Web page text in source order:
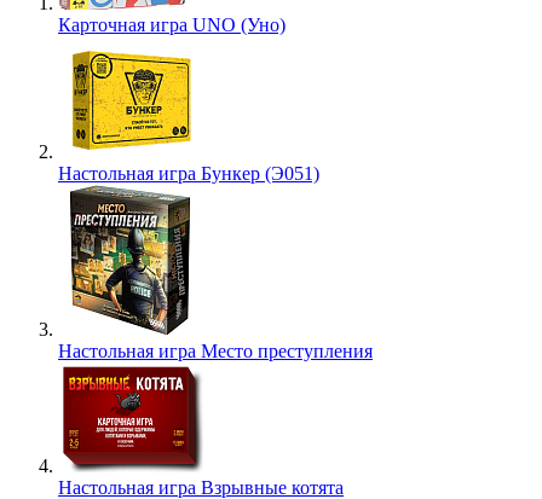
Карточная игра UNO (Уно)
Настольная игра Бункер (Э051)
Настольная игра Место преступления
Настольная игра Взрывные котята